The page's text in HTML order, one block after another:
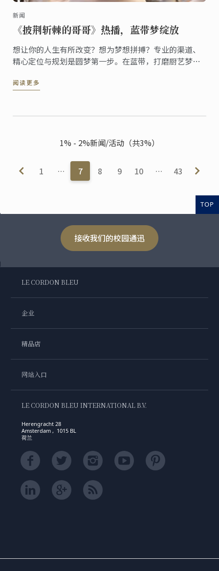
新闻
《披荆斩棘的哥哥》热播，蓝带梦绽放
想让你的人生有所改变？想为梦想拼搏？专业的渠道、
精心定位与规划是圆梦第一步。在蓝带，打磨厨艺梦想
十月料理证书课程，与蓝带一起披荆斩棘，进阶厨艺技
阅读更多
1% - 2%新闻/活动（共3%）
1 … 7 8 9 10 … 43
TOP
接收我们的校园通迅
LE CORDON BLEU
企业
精品店
网站入口
LE CORDON BLEU INTERNATIONAL B.V.
Herengracht 28
Amsterdam , 1015 BL
荷兰